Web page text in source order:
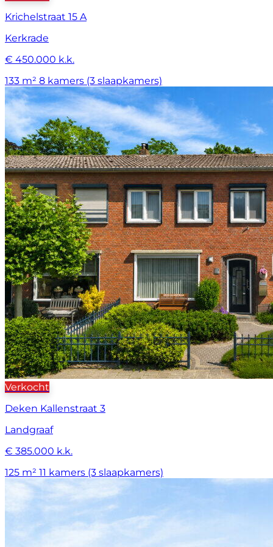
Krichelstraat 15 A
Kerkrade
€ 450.000 k.k.
133 m² 8 kamers (3 slaapkamers)
Verkocht
Deken Kallenstraat 3
Landgraaf
€ 385.000 k.k.
125 m² 11 kamers (3 slaapkamers)